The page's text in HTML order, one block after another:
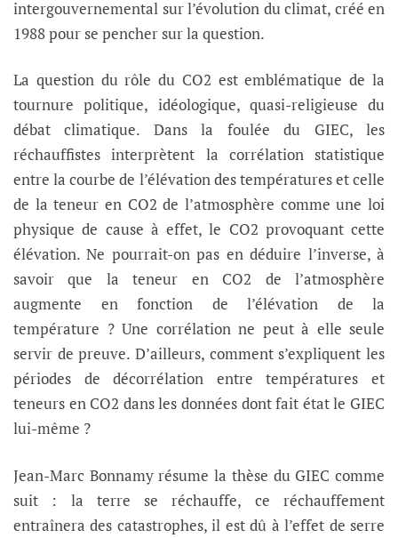
intergouvernemental sur l’évolution du climat, créé en
1988 pour se pencher sur la question.
La question du rôle du CO2 est emblématique de la
tournure politique, idéologique, quasi-religieuse du
débat climatique. Dans la foulée du GIEC, les
réchauffistes interprètent la corrélation statistique
entre la courbe de l’élévation des températures et celle
de la teneur en CO2 de l’atmosphère comme une loi
physique de cause à effet, le CO2 provoquant cette
élévation. Ne pourrait-on pas en déduire l’inverse, à
savoir que la teneur en CO2 de l’atmosphère
augmente en fonction de l’élévation de la
température ? Une corrélation ne peut à elle seule
servir de preuve. D’ailleurs, comment s’expliquent les
périodes de décorrélation entre températures et
teneurs en CO2 dans les données dont fait état le GIEC
lui-même ?
Jean-Marc Bonnamy résume la thèse du GIEC comme
suit : la terre se réchauffe, ce réchauffement
entraînera des catastrophes, il est dû à l’effet de serre